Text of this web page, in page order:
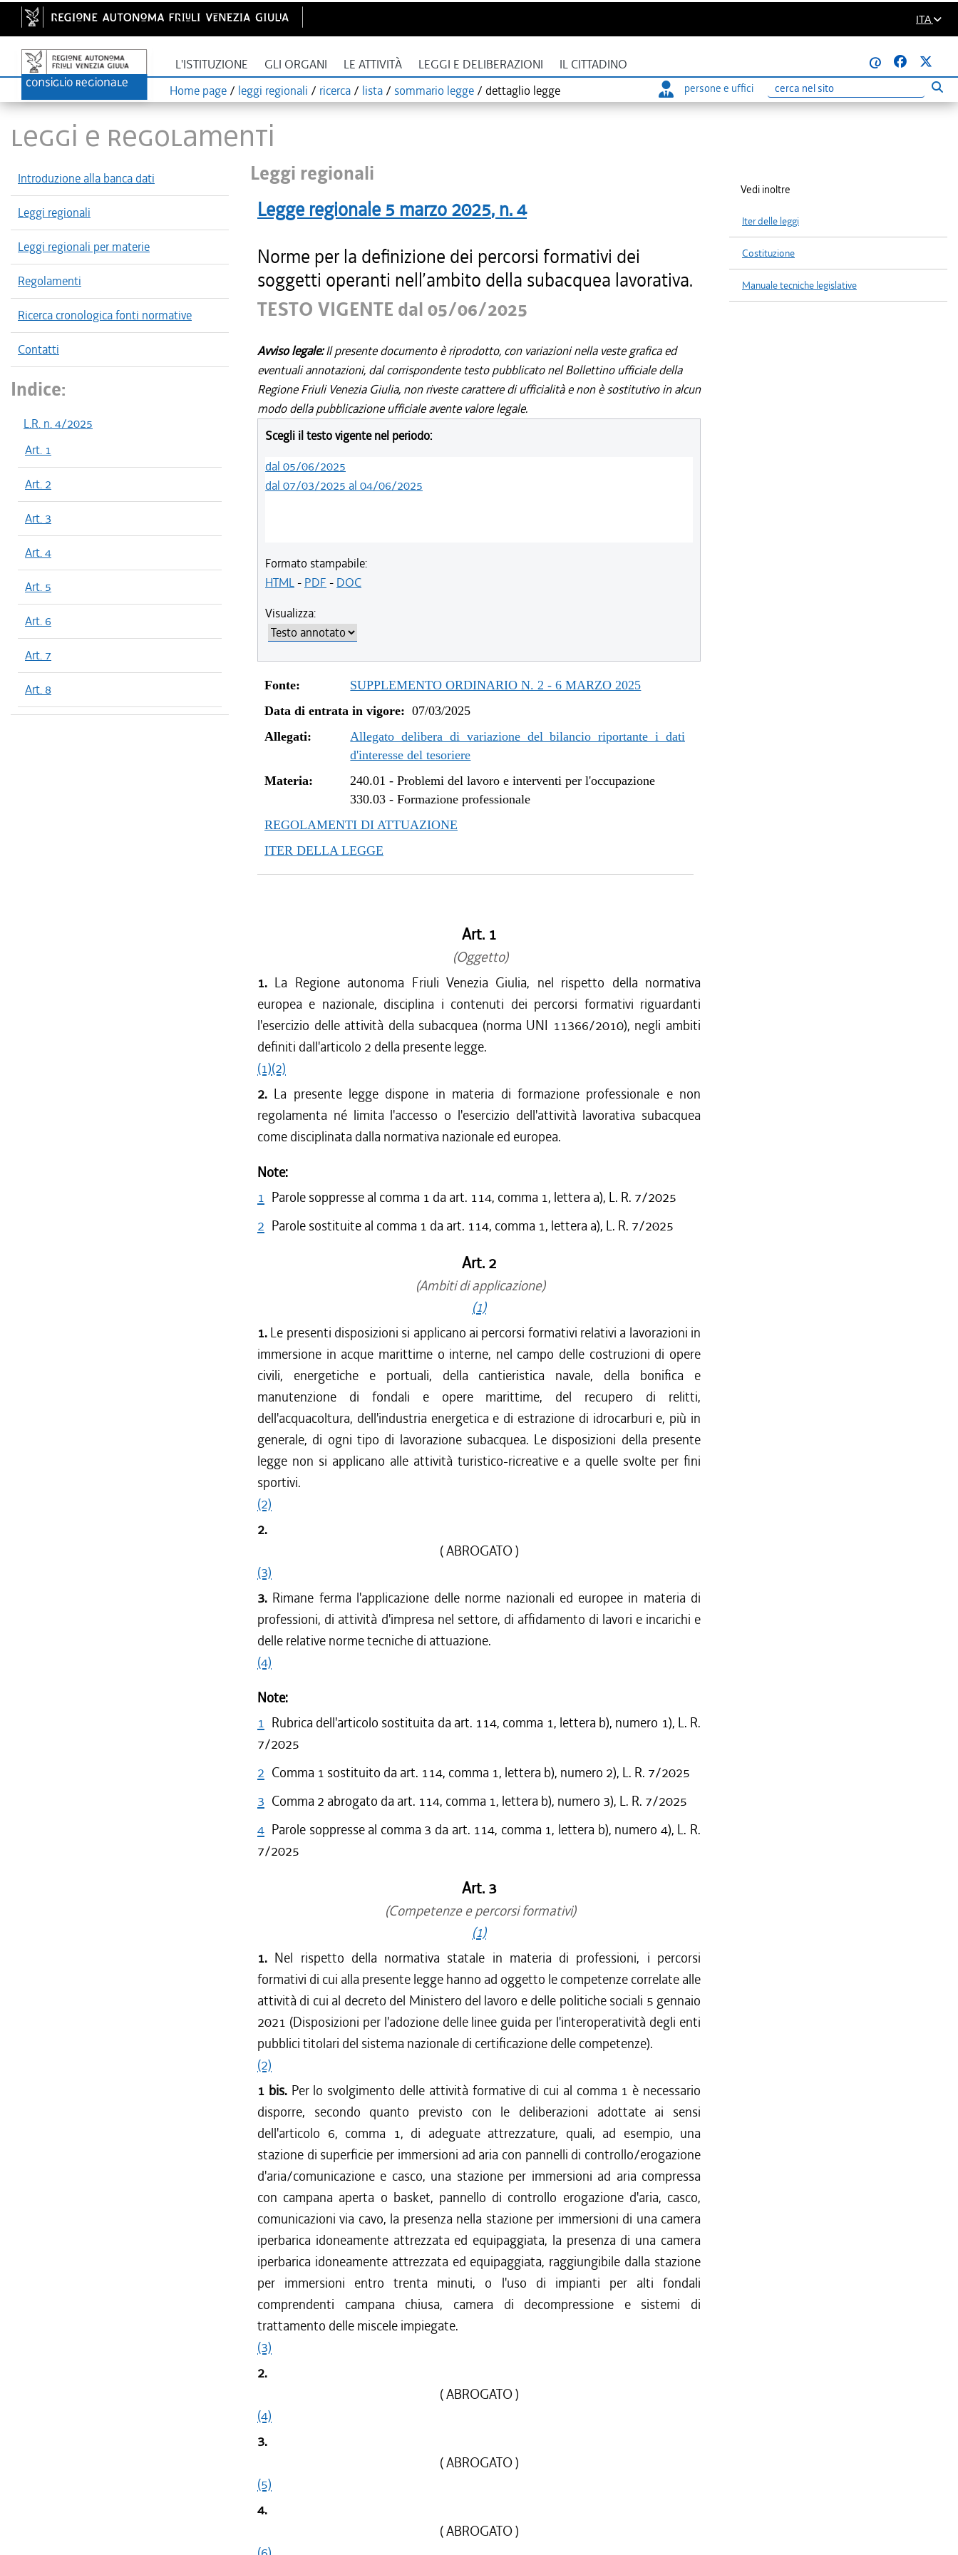
ITA
L'ISTITUZIONE GLI ORGANI LE ATTIVITÀ LEGGI E DELIBERAZIONI IL CITTADINO
@
Home page / leggi regionali / ricerca / lista / sommario legge / dettaglio legge persone e uffici
Ricerca
LEGGI E REGOLAMENTI
Introduzione alla banca dati
Leggi regionali
Leggi regionali per materie
Regolamenti
Ricerca cronologica fonti normative
Contatti
Indice:
L.R. n. 4/2025
Art. 1
Art. 2
Art. 3
Art. 4
Art. 5
Art. 6
Art. 7
Art. 8
Leggi regionali
Legge regionale 5 marzo 2025, n.4
Norme per la definizione dei percorsi formativi dei
soggetti operanti nell’ambito della subacquea lavorativa.
TESTO VIGENTE dal 05/06/2025
Avviso legale:Il presente documento è riprodotto, con variazioni nella veste grafica ed
eventuali annotazioni, dal corrispondente testo pubblicato nel Bollettino ufficiale della
Regione Friuli Venezia Giulia, non riveste carattere di ufficialità e non è sostitutivo in alcun
modo della pubblicazione ufficiale avente valore legale.
Scegli il testo vigente nel periodo:
dal 05/06/2025
dal 07/03/2025 al 04/06/2025
Formato stampabile:
HTML- PDF - DOC
Visualizza:
Fonte:
SUPPLEMENTO ORDINARIO N. 2 - 6 MARZO 2025
Data di entrata in vigore: 07/03/2025
Allegati:
Allegato delibera di variazione del bilancio riportante i dati
d'interesse del tesoriere
Materia:
240.01 -Problemi del lavoro e interventi per l'occupazione
330.03 -Formazione professionale
REGOLAMENTI DI ATTUAZIONE
ITER DELLA LEGGE
Art. 1
(Oggetto)
1. La Regione autonoma Friuli Venezia Giulia, nel rispetto della normativa
europea e nazionale, disciplina i contenuti dei percorsi formativi riguardanti
l'esercizio delle attività della subacquea (norma UNI 11366/2010), negli ambiti
definiti dall'articolo 2 della presente legge.
(1)(2)
2. La presente legge dispone in materia di formazione professionale e non
regolamenta né limita l'accesso o l'esercizio dell'attività lavorativa subacquea
come disciplinata dalla normativa nazionale ed europea.
Note:
1 Parole soppresse al comma 1 da art. 114, comma 1, lettera a), L. R. 7/2025
2 Parole sostituite al comma 1 da art. 114, comma 1, lettera a), L. R. 7/2025
Art. 2
(Ambiti di applicazione)
(1)
1. Le presenti disposizioni si applicano ai percorsi formativi relativi a lavorazioni in
immersione in acque marittime o interne, nel campo delle costruzioni di opere
civili, energetiche e portuali, della cantieristica navale, della bonifica e
manutenzione di fondali e opere marittime, del recupero di relitti,
dell'acquacoltura, dell'industria energetica e di estrazione di idrocarburi e, più in
generale, di ogni tipo di lavorazione subacquea. Le disposizioni della presente
legge non si applicano alle attività turistico-ricreative e a quelle svolte per fini
sportivi.
(2)
2.
( ABROGATO )
(3)
3. Rimane ferma l'applicazione delle norme nazionali ed europee in materia di
professioni, di attività d'impresa nel settore, di affidamento di lavori e incarichi e
delle relative norme tecniche di attuazione.
(4)
Note:
1 Rubrica dell'articolo sostituita da art. 114, comma 1, lettera b), numero 1), L. R.
7/2025
2 Comma 1 sostituito da art. 114, comma 1, lettera b), numero 2), L. R. 7/2025
3 Comma 2 abrogato da art. 114, comma 1, lettera b), numero 3), L. R. 7/2025
4 Parole soppresse al comma 3 da art. 114, comma 1, lettera b), numero 4), L. R.
7/2025
Art. 3
(Competenze e percorsi formativi)
(1)
1. Nel rispetto della normativa statale in materia di professioni, i percorsi
formativi di cui alla presente legge hanno ad oggetto le competenze correlate alle
attività di cui al decreto del Ministero del lavoro e delle politiche sociali 5 gennaio
2021 (Disposizioni per l'adozione delle linee guida per l'interoperatività degli enti
pubblici titolari del sistema nazionale di certificazione delle competenze).
(2)
1 bis. Per lo svolgimento delle attività formative di cui al comma 1 è necessario
disporre, secondo quanto previsto con le deliberazioni adottate ai sensi
dell'articolo 6, comma 1, di adeguate attrezzature, quali, ad esempio, una
stazione di superficie per immersioni ad aria con pannelli di controllo/erogazione
d'aria/comunicazione e casco, una stazione per immersioni ad aria compressa
con campana aperta o basket, pannello di controllo erogazione d'aria, casco,
comunicazioni via cavo, la presenza nella stazione per immersioni di una camera
iperbarica idoneamente attrezzata ed equipaggiata, la presenza di una camera
iperbarica idoneamente attrezzata ed equipaggiata, raggiungibile dalla stazione
per immersioni entro trenta minuti, o l'uso di impianti per alti fondali
comprendenti campana chiusa, camera di decompressione e sistemi di
trattamento delle miscele impiegate.
(3)
2.
( ABROGATO )
(4)
3.
( ABROGATO )
(5)
4.
( ABROGATO )
Vedi inoltre
Iter delle leggi
Costituzione
Manuale tecniche legislative